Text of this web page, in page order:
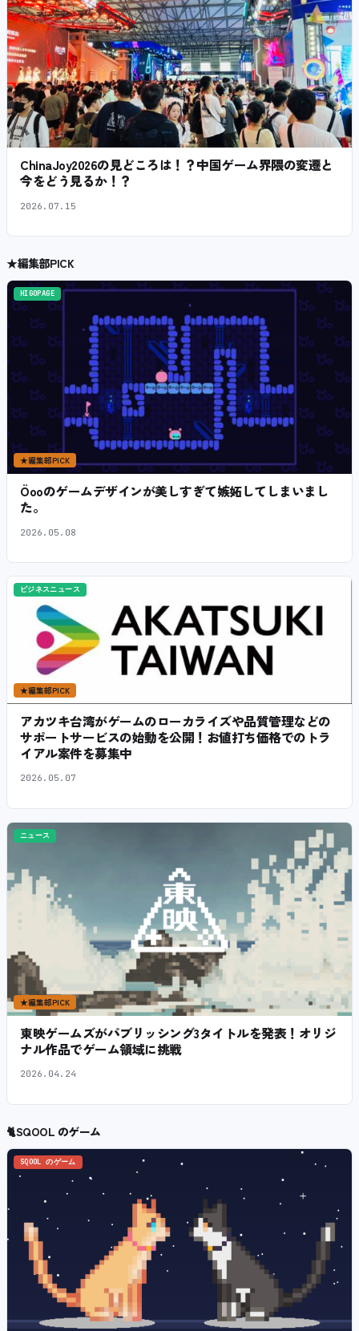
ChinaJoy2026の見どころは！？中国ゲーム界隈の変遷と
今をどう見るか！？
2026.07.15
★編集部PICK
HIGOPAGE
★編集部PICK
Öooのゲームデザインが美しすぎて嫉妬してしまいまし
た。
2026.05.08
ビジネスニュース
★編集部PICK
アカツキ台湾がゲームのローカライズや品質管理などの
サポートサービスの始動を公開！お値打ち価格でのトラ
イアル案件を募集中
2026.05.07
ニュース
★編集部PICK
東映ゲームズがパブリッシング3タイトルを発表！オリジ
ナル作品でゲーム領域に挑戦
2026.04.24
🐈SQOOL のゲーム
SQOOL のゲーム